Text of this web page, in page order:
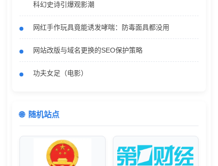
科幻史诗引爆观影潮
网红手作玩具竟能诱发哮喘：防毒面具都没用
网站改版与域名更换的SEO保护策略
功夫女足（电影）
随机站点